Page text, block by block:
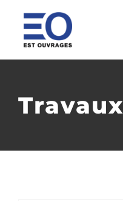
contenu
ENTREPRISE